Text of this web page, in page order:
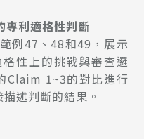
專利適格性判斷
47、48和49，展示
性上的挑戰與審查邏
Claim 1~3的對比進行
述判斷的結果。